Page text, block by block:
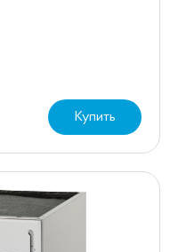
Купить